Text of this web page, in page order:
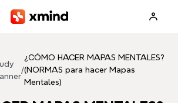
/
¿CÓMO HACER MAPAS MENTALES?
(NORMAS para hacer Mapas
Mentales)